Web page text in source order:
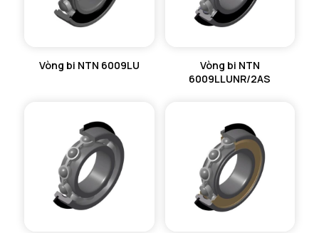
Vòng bi NTN 6009LU
Vòng bi NTN
6009LLUNR/2AS